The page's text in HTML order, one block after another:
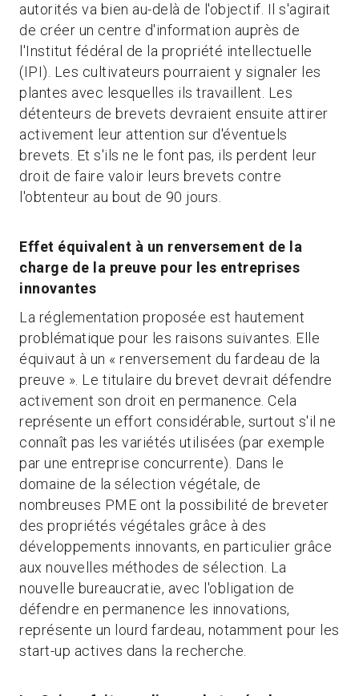
autorités va bien au-delà de l'objectif. Il s'agirait
de créer un centre d'information auprès de
l'Institut fédéral de la propriété intellectuelle
(IPI). Les cultivateurs pourraient y signaler les
plantes avec lesquelles ils travaillent. Les
détenteurs de brevets devraient ensuite attirer
activement leur attention sur d'éventuels
brevets. Et s'ils ne le font pas, ils perdent leur
droit de faire valoir leurs brevets contre
l'obtenteur au bout de 90 jours.
Effet équivalent à un renversement de la
charge de la preuve pour les entreprises
innovantes
La réglementation proposée est hautement
problématique pour les raisons suivantes. Elle
équivaut à un « renversement du fardeau de la
preuve ». Le titulaire du brevet devrait défendre
activement son droit en permanence. Cela
représente un effort considérable, surtout s'il ne
connaît pas les variétés utilisées (par exemple
par une entreprise concurrente). Dans le
domaine de la sélection végétale, de
nombreuses PME ont la possibilité de breveter
des propriétés végétales grâce à des
développements innovants, en particulier grâce
aux nouvelles méthodes de sélection. La
nouvelle bureaucratie, avec l'obligation de
défendre en permanence les innovations,
représente un lourd fardeau, notamment pour les
start-up actives dans la recherche.